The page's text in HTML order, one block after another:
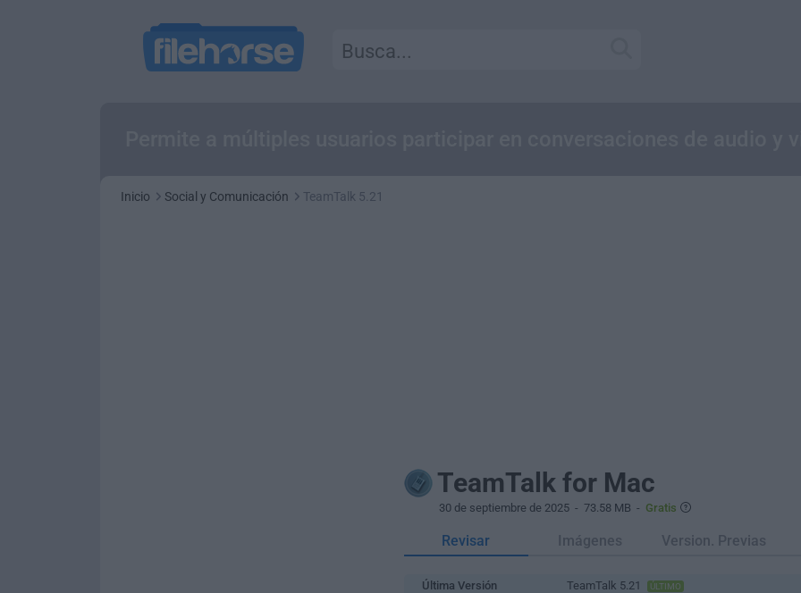
Inicio Social y Comunicación TeamTalk 5.21
TeamTalk for Mac
30 de septiembre de 2025 - 73.58 MB - Gratis
Revisar Imágenes Version. Previas
Última Versión TeamTalk 5.21 ÚLTIMO